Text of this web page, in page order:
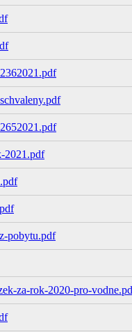
2021.pdf
pobytu.pdf
za-rok-2020-pro-